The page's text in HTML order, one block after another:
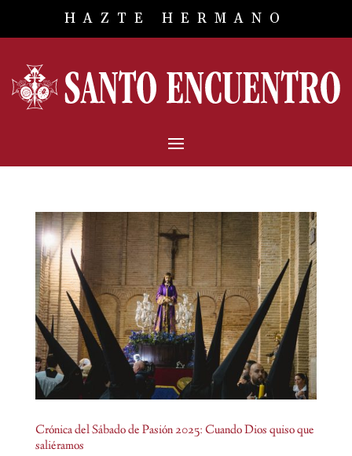
HAZTE HERMANO
Crónica del Sábado de Pasión 2025: Cuando Dios quiso que
saliéramos